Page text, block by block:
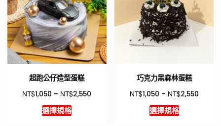
式。
可
在
產
品
頁
面
選
擇
選
式。
可
在
產
面
選
擇
選
超跑公仔造型蛋糕
NT$1,050 – NT$2,550
選擇規格此
產
巧克力黑森林蛋糕
NT$1,050 – NT$2,550
選擇規格此
產